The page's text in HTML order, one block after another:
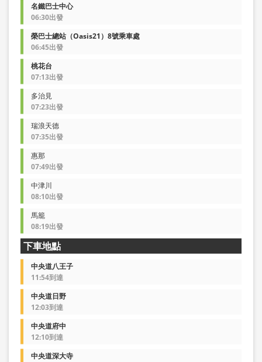
名鐵巴士中心
06:30出發
榮巴士總站（Oasis21）8號乘車處
06:45出發
桃花台
07:13出發
多治見
07:23出發
瑞浪天德
07:35出發
惠那
07:49出發
中津川
08:10出發
馬籠
08:19出發
下車地點
中央道八王子
11:54到達
中央道日野
12:03到達
中央道府中
12:10到達
中央道深大寺